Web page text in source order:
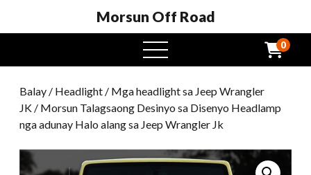
Morsun Off Road
Open
Menu
0
Balay / Headlight / Mga headlight sa Jeep Wrangler
JK / Morsun Talagsaong Desinyo sa Disenyo Headlamp
nga adunay Halo alang sa Jeep Wrangler Jk